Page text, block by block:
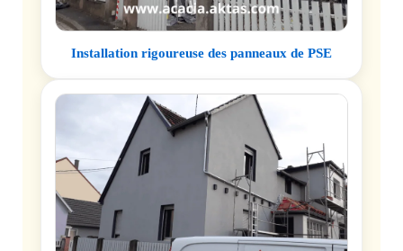
Installation rigoureuse des panneaux de PSE